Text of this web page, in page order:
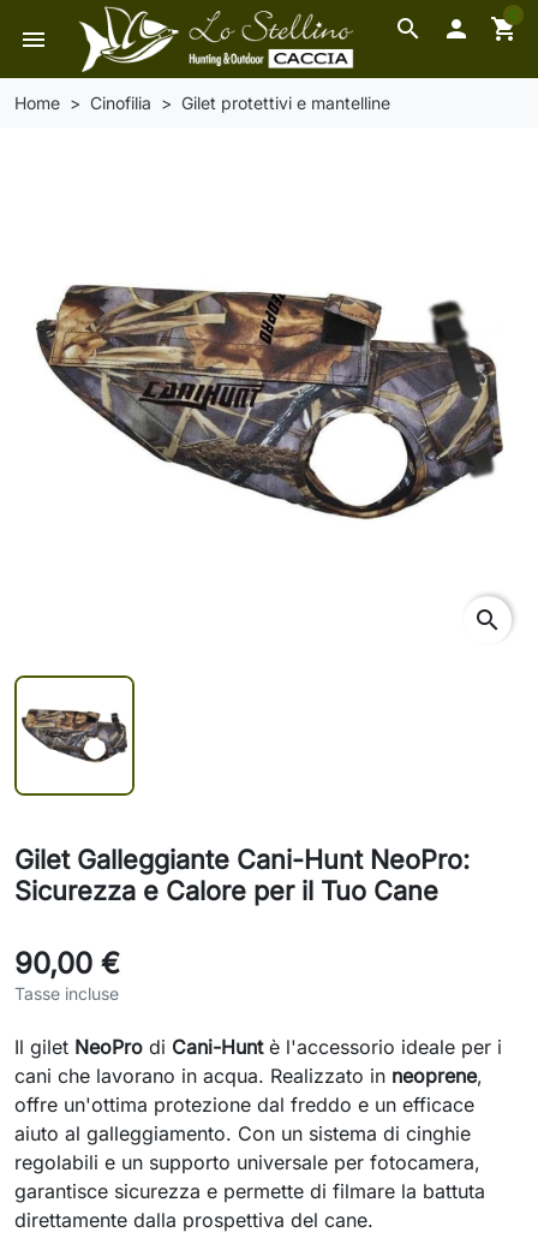
search
menu  shopping_cart
0
Home Cinofilia Gilet protettivi e mantelline
search
Gilet Galleggiante Cani-Hunt NeoPro:
Sicurezza e Calore per il Tuo Cane
90,00 €
Tasse incluse
Il gilet NeoPro di Cani-Huntè l'accessorio ideale per i
cani che lavorano in acqua. Realizzato in neoprene,
offre un'ottima protezione dal freddo e un efficace
aiuto al galleggiamento. Con un sistema di cinghie
regolabili e un supporto universale per fotocamera,
garantisce sicurezza e permette di filmare la battuta
direttamente dalla prospettiva del cane.